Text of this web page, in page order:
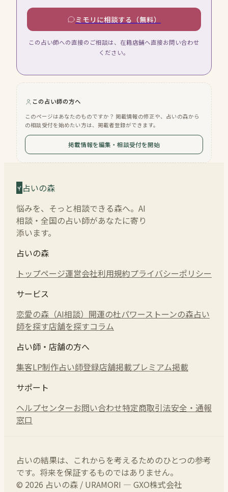
ミモリに相談する（無料）
この占い師への直接のご相談は、在籍店舗へ直接お問い合わせ
ください。
この占い師の方へ
このページはあなたのものですか？ 掲載情報の修正や、占いの森から
の相談受付を始めたい方は、掲載者登録ができます。
掲載情報を編集・相談受付を開始
占いの森
悩みを、そっと相談できる森へ。AI
相談・全国の占い師があなたに寄り
添います。
占いの森
トップページ運営会社利用規約プライバシーポリシー
サービス
恋愛の森（AI相談） 開運の杜パワーストーンの森占い
師を探す店舗を探すコラム
占い師・店舗の方へ
集客LP制作占い師登録店舗掲載プレミアム掲載
サポート
ヘルプセンターお問い合わせ特定商取引法安全・通報
窓口
占いの結果は、これからを考えるためのひとつの参考
です。将来を保証するものではありません。
© 2026 占いの森 / URAMORI — GXO株式会社